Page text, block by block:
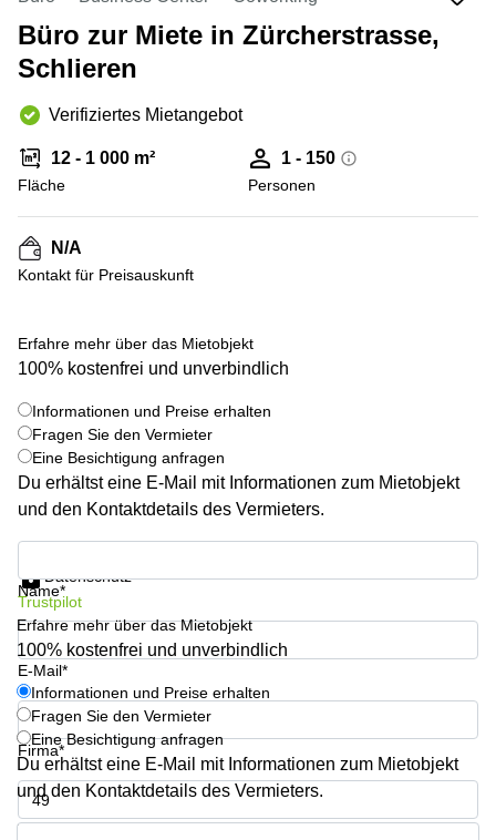
Coworking
Lausanne
Coworking
Genf
Coworking
Coworking
Winterthur
mieten
Zürich
Zug
mieten
Bern
Büro
mieten
Basel
Büro
Luzern
Business
Center
Zürich
Business
Center
Zug
Business
Center
Bern
Thurgauerstrasse
40 Zürich
Gotthardstrasse
26 Zug
Bahnhofstrasse
Gubelstrasse
12 Zug
Guisan-
Strasse
141 Zug
8 Zug
Teichgässlein
9 Basel
Aeschengraben
32 Baar
Glärnischstrasse
13 Wil
Werftestrasse
4 Luzern
Büro zur Miete in Zürcherstrasse,
Schlieren
Verifiziertes Mietangebot
12 - 1 000 m²
Fläche
1 - 150
Personen
N/A
Kontakt für Preisauskunft
Erfahre mehr über das Mietobjekt
100% kostenfrei und unverbindlich
Informationen und Preise erhalten
Fragen Sie den Vermieter
Eine Besichtigung anfragen
Du erhältst eine E-Mail mit Informationen zum Mietobjekt
und den Kontaktdetails des Vermieters.
Name*
E-Mail*
Firma*
Telefon*
Datenschutz
Trustpilot
Erfahre mehr über das Mietobjekt
100% kostenfrei und unverbindlich
Informationen und Preise erhalten
Fragen Sie den Vermieter
Eine Besichtigung anfragen
Du erhältst eine E-Mail mit Informationen zum Mietobjekt
und den Kontaktdetails des Vermieters.